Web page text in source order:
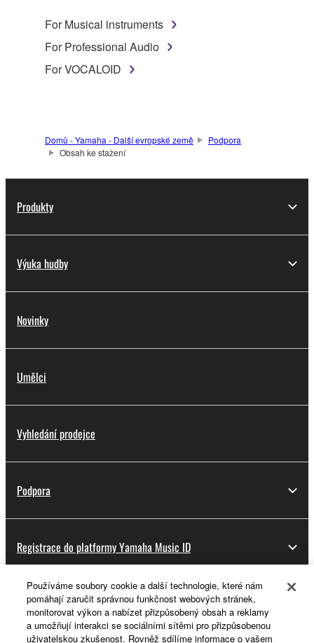
For Musical instruments
For Professional Audio
For VOCALOID
Domů - Yamaha - Další evropské země
Podpora
Obsah ke stažení
Produkty
Výuka hudby
Novinky
Umělci
Vyhledání prodejce
Podpora
Registrace do platformy Yamaha Music ID
O Yamaze
Používáme soubory cookie a další technologie, které nám
pomáhají zaručit správnou funkčnost webových stránek,
monitorovat výkon a nabízet přizpůsobený obsah a reklamy
a umožňují interakci se sociálními sítěmi pro přizpůsobenou
uživatelskou zkušenost. Rovněž sdílíme informace o vašem